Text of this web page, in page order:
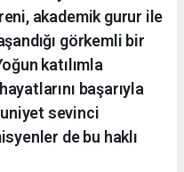
akademik gurur ile
görkemli bir
katılımla
başarıyla
sevinci
de bu haklı